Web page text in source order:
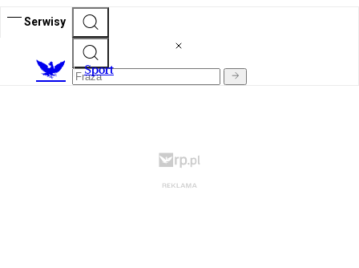
Serwisy
Sport